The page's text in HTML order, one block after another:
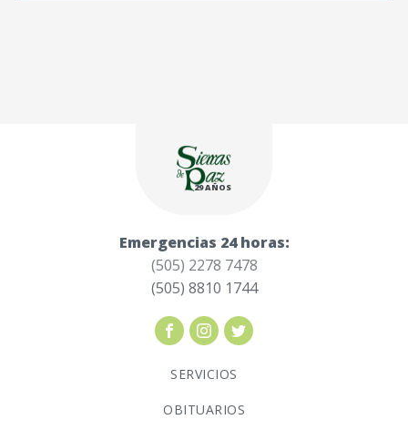
29 AÑOS
Emergencias 24 horas:
(505) 2278 7478
(505) 8810 1744
SERVICIOS
OBITUARIOS